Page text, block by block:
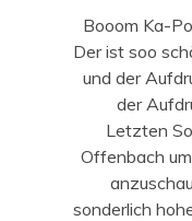
Booom Ka-
Der ist soo
und der
der
Letzten
Offenbach
sonderlich